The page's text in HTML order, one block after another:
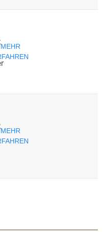
MEHR
MEHR